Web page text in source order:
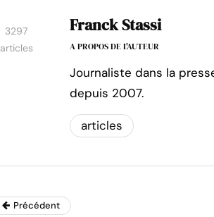
3297
articles
Franck Stassi
A PROPOS DE L'AUTEUR
Journaliste dans la
depuis 2007.
articles
Précédent